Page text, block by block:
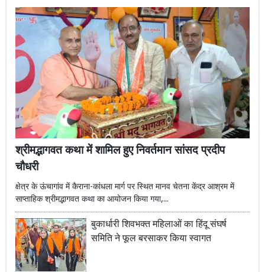
श्रीमद्भागवत कथा में शामिल हुए निवर्तमान सांसद प्रदीप
चौधरी
क्षेत्र के ऊंचागांव में कैराना-कांधला मार्ग पर स्थित मानव चेतना केंद्र आश्रम में
साप्ताहिक श्रीमद्भागवत कथा का आयोजन किया गया,...
बुकार्धारी शिवभक्त महिलाओं का हिंदू संघर्ष
समिति ने फूल बरसाकर किया स्वागत